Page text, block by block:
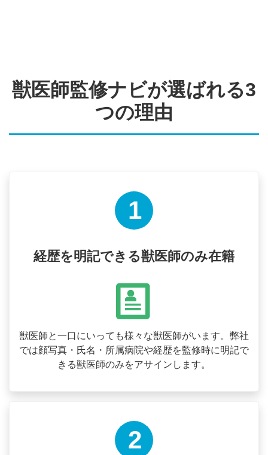
獣医師監修ナビが選ばれる3
つの理由
1
経歴を明記できる獣医師のみ在籍
獣医師と一口にいっても様々な獣医師がいます。弊社
では顔写真・氏名・所属病院や経歴を監修時に明記で
きる獣医師のみをアサインします。
2